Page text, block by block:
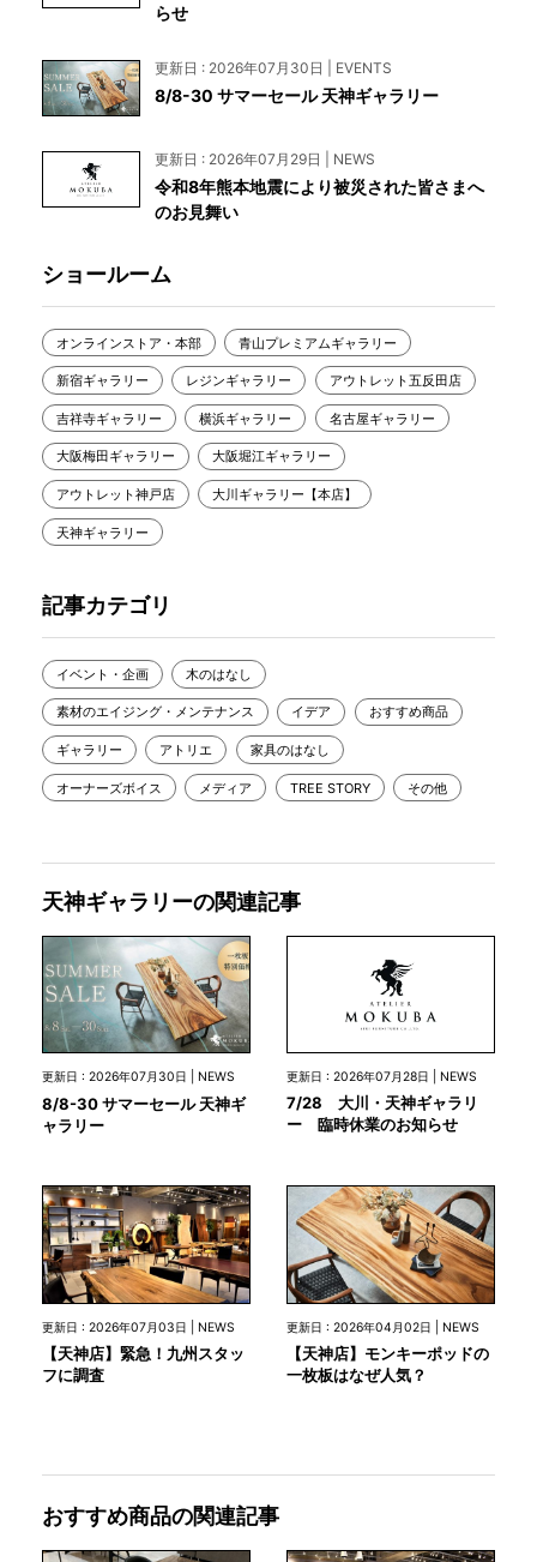
らせ
更新日 : 2026年07月30日 | EVENTS
8/8-30 サマーセール 天神ギャラリー
更新日 : 2026年07月29日 | NEWS
令和8年熊本地震により被災された皆さまへ
のお見舞い
ショールーム
オンラインストア・本部 青山プレミアムギャラリー
新宿ギャラリー レジンギャラリー アウトレット五反田店
吉祥寺ギャラリー 横浜ギャラリー 名古屋ギャラリー
大阪梅田ギャラリー 大阪堀江ギャラリー
アウトレット神戸店 大川ギャラリー【本店】
天神ギャラリー
記事カテゴリ
イベント・企画 木のはなし
素材のエイジング・メンテナンス イデア おすすめ商品
ギャラリー アトリエ 家具のはなし
オーナーズボイス メディア TREE STORY その他
天神ギャラリーの関連記事
更新日 : 2026年07月30日 | NEWS
8/8-30 サマーセール 天神ギ
ャラリー
更新日 : 2026年07月28日 | NEWS
7/28 大川・天神ギャラリ
ー 臨時休業のお知らせ
更新日 : 2026年07月03日 | NEWS
【天神店】緊急！九州スタッ
フに調査
更新日 : 2026年04月02日 | NEWS
【天神店】モンキーポッドの
一枚板はなぜ人気？
おすすめ商品の関連記事